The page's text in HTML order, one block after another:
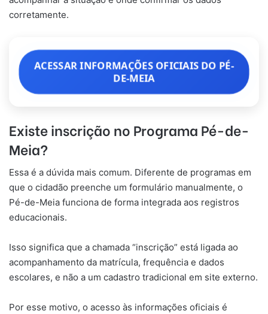
corretamente.
ACESSAR INFORMAÇÕES OFICIAIS DO PÉ-
DE-MEIA
Existe inscrição no Programa Pé-de-
Meia?
Essa é a dúvida mais comum. Diferente de programas em
que o cidadão preenche um formulário manualmente, o
Pé-de-Meia funciona de forma integrada aos registros
educacionais.
Isso significa que a chamada “inscrição” está ligada ao
acompanhamento da matrícula, frequência e dados
escolares, e não a um cadastro tradicional em site externo.
Por esse motivo, o acesso às informações oficiais é